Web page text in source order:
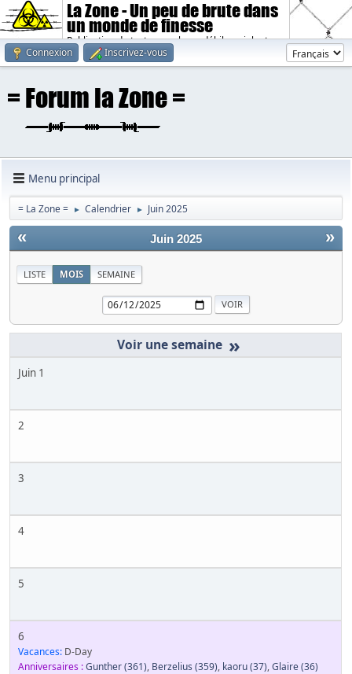
La Zone - Un peu de brute dans
un monde de finesse
Publication de textes sombres, débiles, violents.
Connexion
Inscrivez-vous
Menu principal
= La Zone = ► Calendrier ► Juin 2025
« »
Juin 2025
LISTE MOIS SEMAINE
»
Juin 1
2
3
4
5
6
Vacances: D-Day
Anniversaires :Gunther(361), Berzelius (359), kaoru(37),Glaire(36)